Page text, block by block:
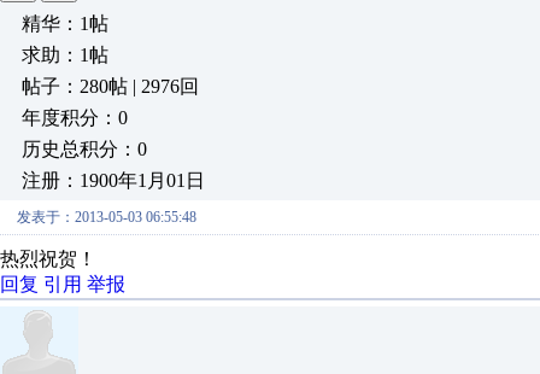
精华：1帖
求助：1帖
帖子：280帖 | 2976回
年度积分：0
历史总积分：0
注册：1900年1月01日
发表于：2013-05-03 06:55:48
热烈祝贺！
回复 引用 举报